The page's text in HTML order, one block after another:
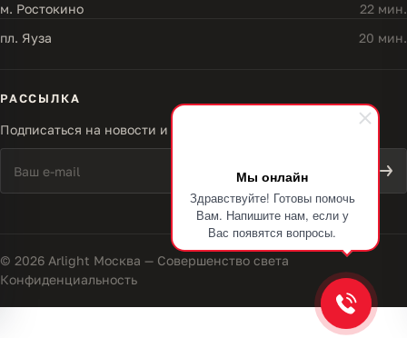
Мы онлайн
Здравствуйте! Готовы помочь
Вам. Напишите нам, если у
Вас появятся вопросы.
м. Ростокино
22 мин.
пл. Яуза
20 мин.
РАССЫЛКА
Подписаться на новости и акции
© 2026 Arlight Москва — Совершенство света
Конфиденциальность